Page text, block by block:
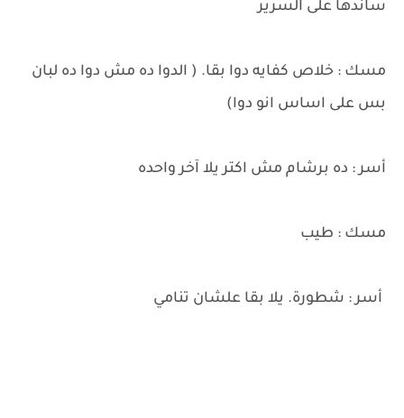
ساندها على السرير
مسك : خلاص كفايه دوا بقا. ( الدوا ده مش دوا ده لبان
بس على اساس انو دوا)
أسر : ده برشام مش اكتر يلا آخر واحده
مسك : طيب
أسر : شطورة. يلا بقا علشان تنامي